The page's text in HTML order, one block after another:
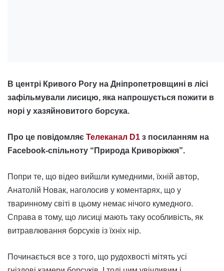
В центрі Кривого Рогу на Дніпропетровщині в лісі
зафільмували лисицю, яка напрошується пожити в
норі у хазяйновитого борсука.
Про це повідомляє Телеканал D1 з посиланням на
Facebook-спільноту “Природа Криворіжжя”.
Попри те, що відео вийшли кумедними, їхній автор,
Анатолій Новак, наголосив у коментарях, що у
тваринному світі в цьому немає нічого кумедного.
Справа в тому, що лисиці мають таку особливість, як
витравлювання борсуків із їхніх нір.
Починається все з того, що рудохвості мітять усі